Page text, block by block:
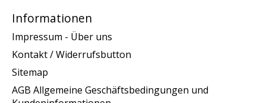
Informationen
Impressum - Über uns
Kontakt / Widerrufsbutton
Sitemap
AGB Allgemeine Geschäftsbedingungen und